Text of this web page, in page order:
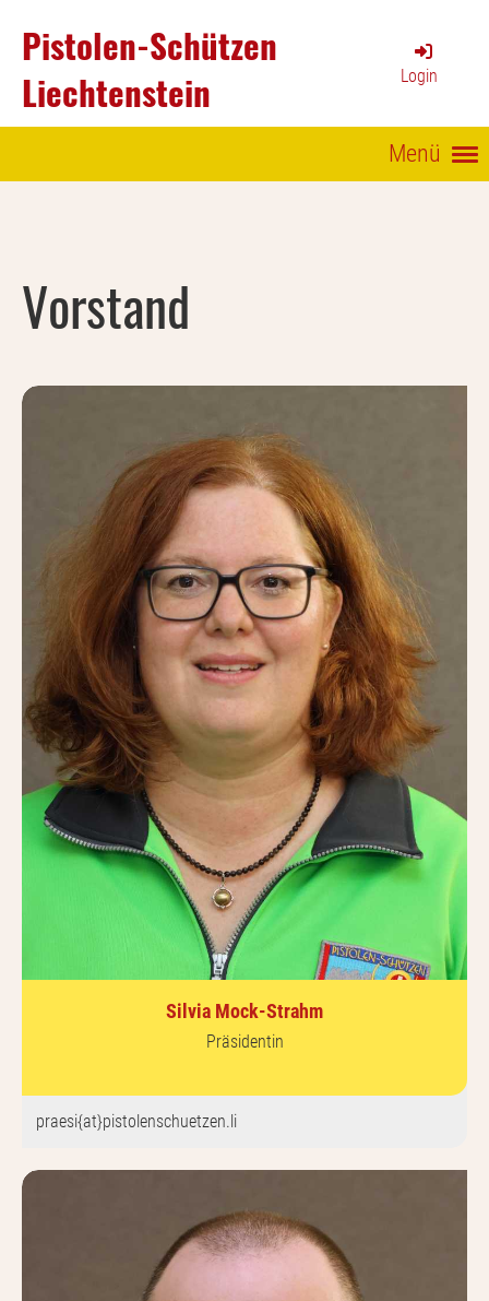
Pistolen-Schützen
Liechtenstein
Login
Menü
Vorstand
Silvia Mock-Strahm
Präsidentin
praesi{at}pistolenschuetzen.li